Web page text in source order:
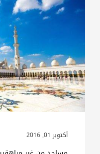
أكتوبر 01, 2016